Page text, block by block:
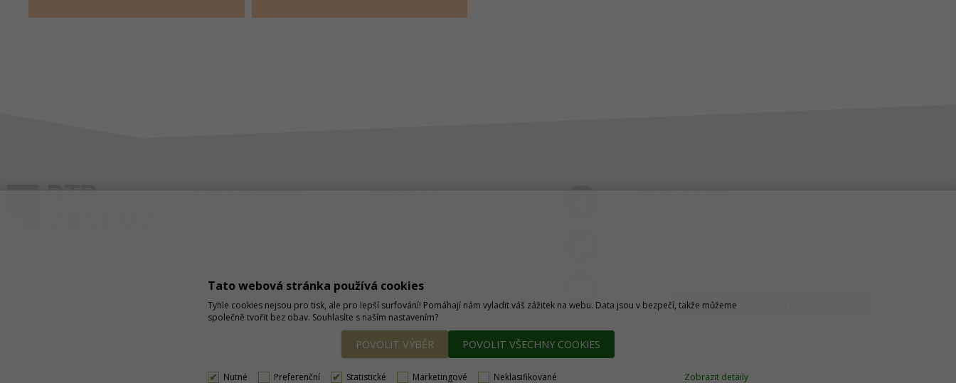
SPRÁVA COOKIES
Tato webová stránka používá cookies
Tyhle cookies nejsou pro tisk, ale pro lepší surfování! Pomáhají nám vyladit váš zážitek na webu. Data jsou v bezpečí, takže můžeme
společně tvořit bez obav. Souhlasíte s naším nastavením?
POVOLIT VÝBĚR POVOLIT VŠECHNY COOKIES
Nutné Preferenční Statistické Marketingové Neklasifikované Zobrazit detaily